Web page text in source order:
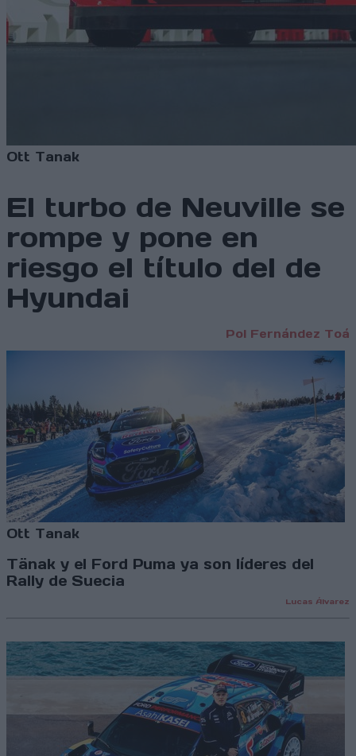
Ott Tanak
El turbo de Neuville se
rompe y pone en
riesgo el título del de
Hyundai
Pol Fernández Toá
Ott Tanak
Tänak y el Ford Puma ya son líderes del
Rally de Suecia
Lucas Álvarez